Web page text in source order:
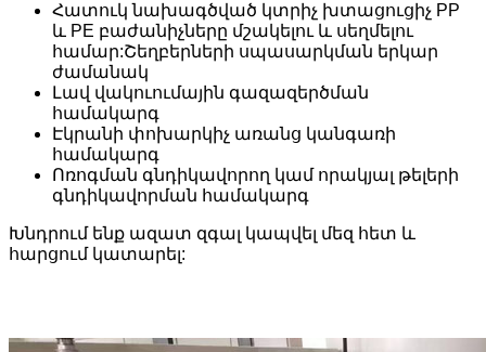
Հատուկ նախագծված կտրիչ խտացուցիչ PP
և PE բաժանիչները մշակելու և սեղմելու
համար:Շեղբերների սպասարկման երկար
ժամանակ
Լավ վակուումային գազազերծման
համակարգ
Էկրանի փոխարկիչ առանց կանգառի
համակարգ
Ոռոգման գնդիկավորող կամ որակյալ թելերի
գնդիկավորման համակարգ
Խնդրում ենք ազատ զգալ կապվել մեզ հետ և
հարցում կատարել: